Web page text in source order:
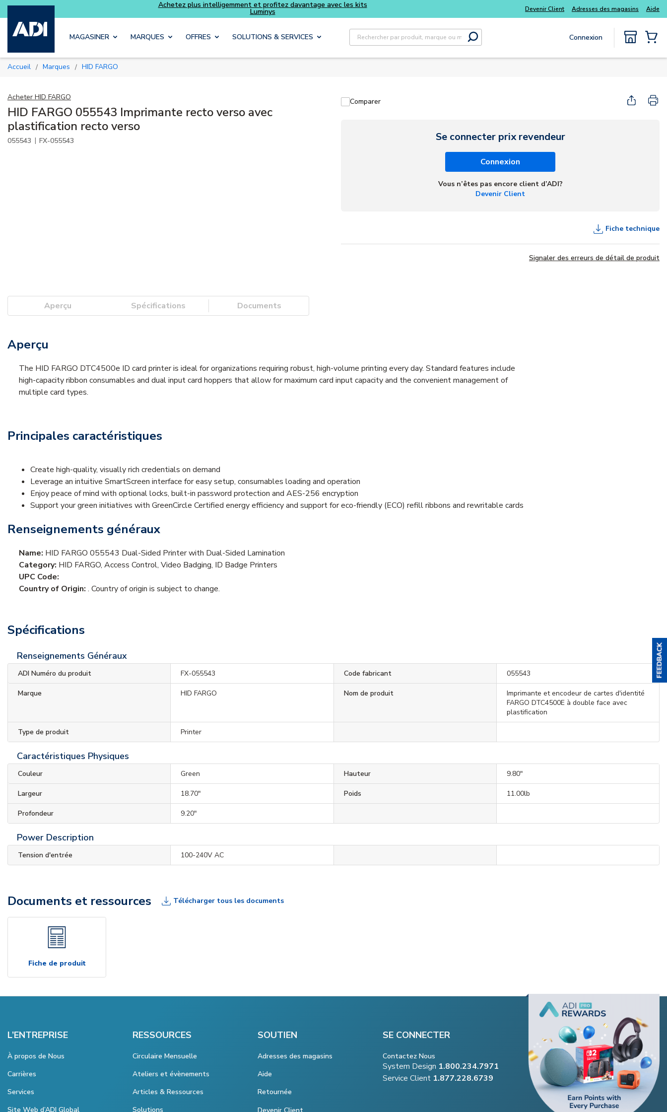
Skip to main content
Achetez plus intelligemment et profitez davantage avec les kits Tous vos essentiels du quotidien, sans délai
Devenir Client Adresses des magasins Aide
MAGASINER MARQUES OFFRES SOLUTIONS & SERVICES
Recherche sur le site
Soumettre la recherche
Connexion
Accueil / Marques / HID FARGO
Acheter HID FARGO
HID FARGO 055543 Imprimante recto verso avec
plastification recto verso
055543 | FX-055543
Comparer
Se connecter prix revendeur
Connexion
Vous n’êtes pas encore client d’ADI?
Devenir Client
Fiche technique
Signaler des erreurs de détail de produit
Aperçu Spécifications Documents
Aperçu
The HID FARGO DTC4500e ID card printer is ideal for organizations requiring robust, high-volume printing every day. Standard features include
high-capacity ribbon consumables and dual input card hoppers that allow for maximum card input capacity and the convenient management of
multiple card types.
Principales caractéristiques
Create high-quality, visually rich credentials on demand
Leverage an intuitive SmartScreen interface for easy setup, consumables loading and operation
Enjoy peace of mind with optional locks, built-in password protection and AES-256 encryption
Support your green initiatives with GreenCircle Certified energy efficiency and support for eco-friendly (ECO) refill ribbons and rewritable cards
Renseignements généraux
Name: HID FARGO 055543 Dual-Sided Printer with Dual-Sided Lamination
Category: HID FARGO, Access Control, Video Badging, ID Badge Printers
UPC Code:
Country of Origin: . Country of origin is subject to change.
Spécifications
Renseignements Généraux
ADI Numéro du produit FX-055543 Code fabricant 055543
Marque HID FARGO Nom de produit
Imprimante et encodeur de cartes d'identité
FARGO DTC4500E à double face avec
plastification
Type de produit Printer
Caractéristiques Physiques
Couleur Green Hauteur 9.80"
Largeur 18.70" Poids 11.00lb
Profondeur 9.20"
Power Description
Tension d'entrée 100-240V AC
Documents et ressources Télécharger tous les documents
Fiche de produit
L’ENTREPRISE
À propos de Nous
Carrières
Services
Site Web d’ADI Global
RESSOURCES
Circulaire Mensuelle
Ateliers et évènements
Articles & Ressources
Solutions
SOUTIEN
Adresses des magasins
Aide
Retournée
SE CONNECTER
Contactez Nous
System Design 1.800.234.7971
Service Client 1.877.228.6739